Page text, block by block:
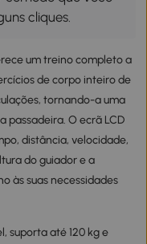
cliques.
um treino completo a
de corpo inteiro de
tornando-a uma
passadeira. O ecrã LCD
distância, velocidade,
do guiador e a
às suas necessidades
suporta até 120 kg e